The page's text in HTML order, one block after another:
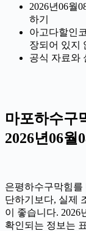
2026년06월
하기
아고다할인
장되어 있지
공식 자료와
마포하수구
2026년06월
은평하수구막힘
단하기보다, 실제
이 좋습니다. 2026
확인되는 정보는